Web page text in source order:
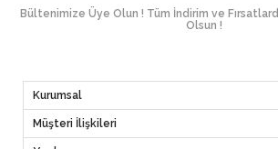
Bültenimize Üye Olun ! Tüm İndirim ve
Olsun !
Kurumsal
Müşteri İlişkileri